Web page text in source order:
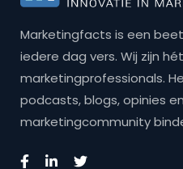
Marketingfacts is een
iedere dag vers. Wij zijn
marketingprofessionals.
podcasts, blogs, opinies
marketingcommunity